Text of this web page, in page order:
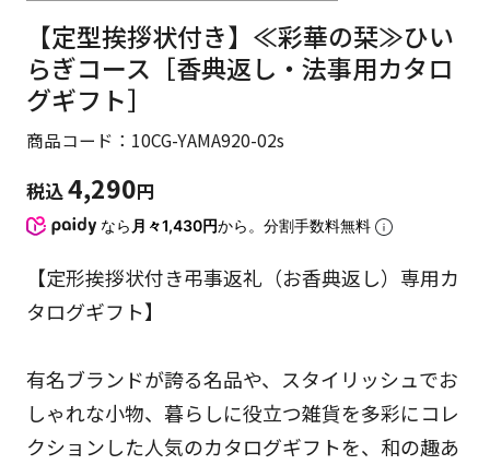
【定型挨拶状付き】≪彩華の栞≫ひい
らぎコース［香典返し・法事用カタロ
グギフト］
商品コード：10CG-YAMA920-02s
税込4,290円
なら 月々1,430円から。分割手数料無料
【定形挨拶状付き弔事返礼（お香典返し）専用カ
タログギフト】
有名ブランドが誇る名品や、スタイリッシュでお
しゃれな小物、暮らしに役立つ雑貨を多彩にコレ
クションした人気のカタログギフトを、和の趣あ